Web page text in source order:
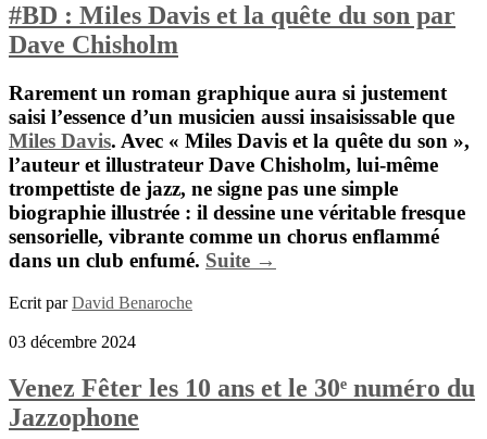
#BD : Miles Davis et la quête du son par
Dave Chisholm
Rarement un roman graphique aura si justement
saisi l’essence d’un musicien aussi insaisissable que
Miles Davis. Avec « Miles Davis et la quête du son »,
l’auteur et illustrateur Dave Chisholm, lui-même
trompettiste de jazz, ne signe pas une simple
biographie illustrée : il dessine une véritable fresque
sensorielle, vibrante comme un chorus enflammé
dans un club enfumé. Suite →
Ecrit parDavid Benaroche
03 décembre 2024
Venez Fêter les 10 ans et le 30ᵉ numéro du
Jazzophone